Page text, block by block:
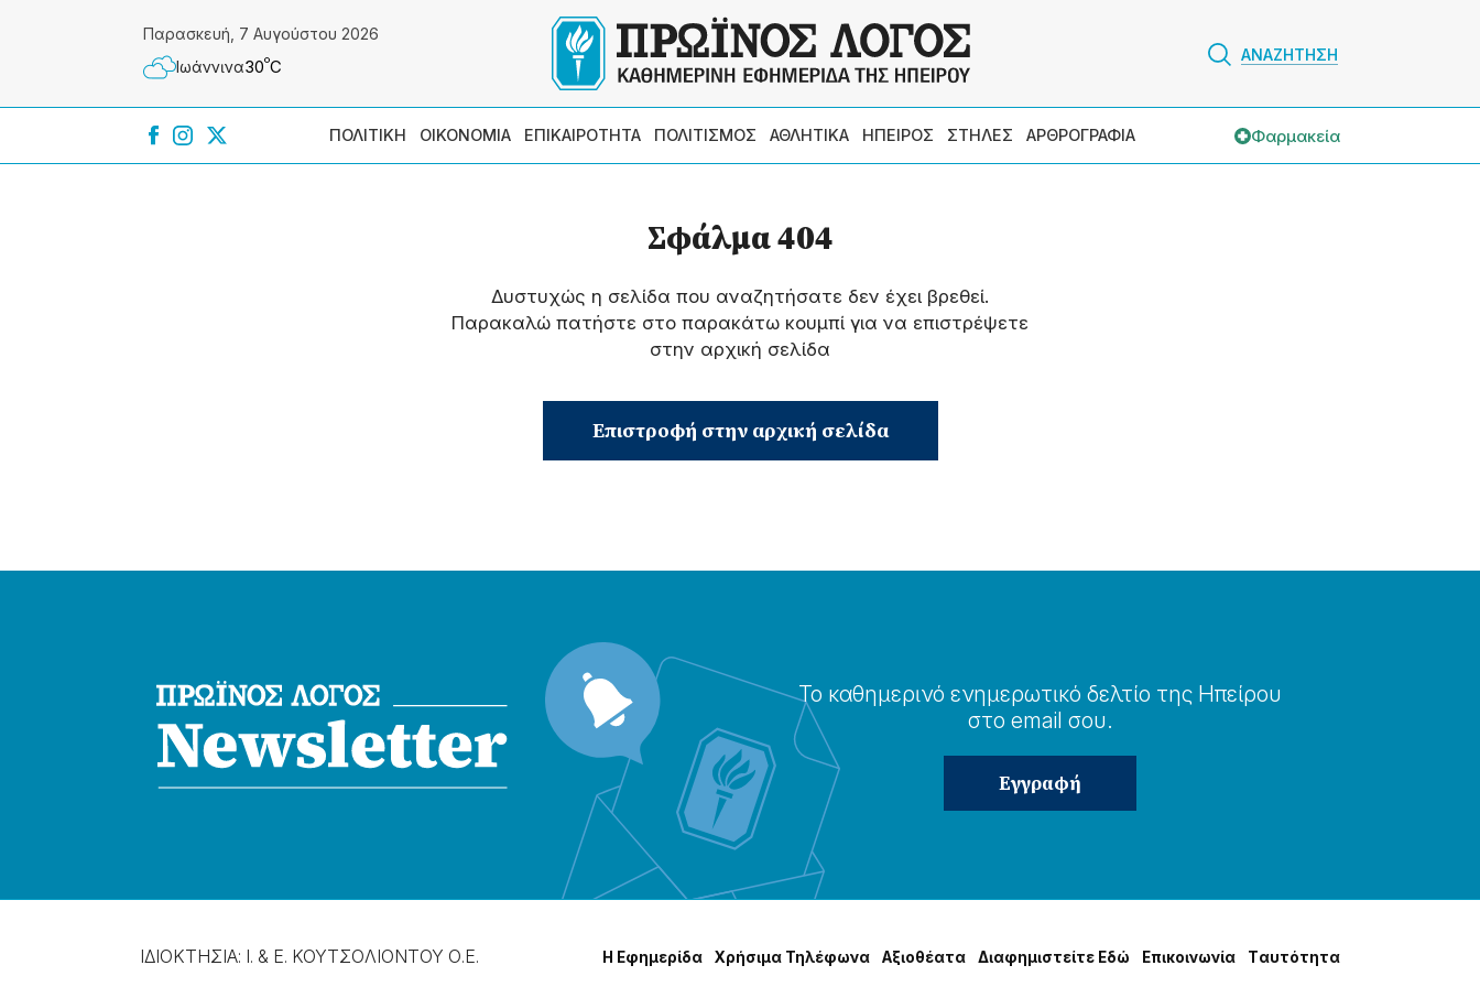
Παρασκευή, 7 Αυγούστου 2026
Ιωάννɩνα30ºC
ΑΝΑΖΗΤΗΣΗ
ΠΟΛΙΤΙΚΗ ΟΙΚΟΝΟΜΙΑ ΕΠΙΚΑΙΡΟΤΗΤΑ ΠΟΛΙΤΙΣΜΟΣ ΑΘΛΗΤΙΚΑ ΗΠΕΙΡΟΣ ΣΤΗΛΕΣ ΑΡΘΡΟΓΡΑΦΙΑ Φαρμακεία
Σφάλμα 404
Δυστυχώς η σελίδα που αναζητήσατε δεν έχει βρεθεί.
Παρακαλώ πατήστε στο παρακάτω κουμπί για να επιστρέψετε
στην αρχική σελίδα
Επιστροφή στην αρχική σελίδα
Το καθημερɩνό ενημερωτɩκό δελτίο της Ηπείρου
στο email σου.
ΙΔΙΟΚΤΗΣΙΑ: Ι. & Ε. ΚΟΥΤΣΟΛΙΟΝΤΟΥ Ο.Ε. Η Εφημερίδα Χρήσɩμα Τηλέφωνα Αξɩοθέατα Δɩαφημɩστείτε Εδώ Επɩκοɩνωνία Tαυτότητα